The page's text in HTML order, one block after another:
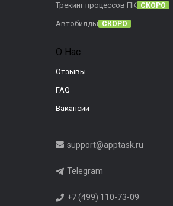
Трекинг процессов ПК СКОРО
Автобилды СКОРО
О Нас
Отзывы
FAQ
Вакансии
support@apptask.ru
Telegram
+7 (499) 110-73-09